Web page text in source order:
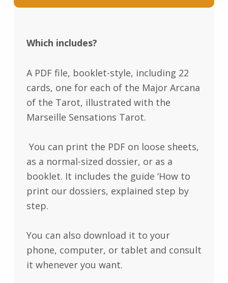
Which includes?
A PDF file, booklet-style, including 22
cards, one for each of the Major Arcana
of the Tarot, illustrated with the
Marseille Sensations Tarot.
You can print the PDF on loose sheets,
as a normal-sized dossier, or as a
booklet. It includes the guide ‘How to
print our dossiers, explained step by
step.
You can also download it to your
phone, computer, or tablet and consult
it whenever you want.